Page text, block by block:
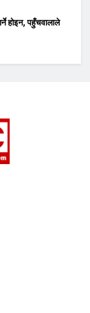
होइन, पहुँचवालाले